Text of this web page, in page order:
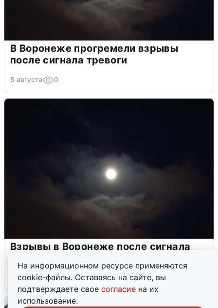
На информационном ресурсе применяются
cookie-файлы. Оставаясь на сайте, вы
подтверждаете свое согласие на их
использование.
В Воронеже прогремели взрывы
после сигнала тревоги
5 августа 0
Взрывы в Воронеже после сигнала
5 августа 0